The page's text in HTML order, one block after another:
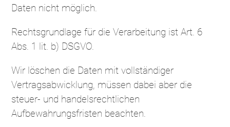
Daten nicht möglich.
Rechtsgrundlage für die Verarbeitung ist Art. 6
Abs. 1 lit. b) DSGVO.
Wir löschen die Daten mit vollständiger
Vertragsabwicklung, müssen dabei aber die
steuer- und handelsrechtlichen
Aufbewahrungsfristen beachten.